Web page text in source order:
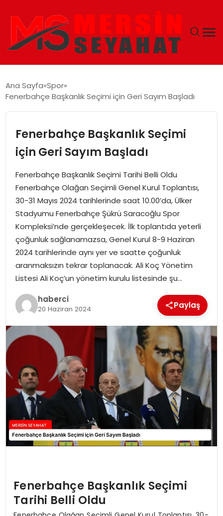
EKONOMI
EĞITIM
TEKNOLOJI
GÜNCEL
Ana Sayfa Spor
Fenerbahçe Başkanlık Seçimi için Geri Sayım Başladı
Fenerbahçe Başkanlık Seçimi
için Geri Sayım Başladı
Fenerbahçe Başkanlık Seçimi Tarihi Belli Oldu
Fenerbahçe Olağan Seçimli Genel Kurul Toplantısı,
30-31 Mayıs 2024 tarihlerinde saat 10.00’da, Ülker
Stadyumu Fenerbahçe Şükrü Saracoğlu Spor
Kompleksi’nde gerçekleşecek. İlk toplantıda yeterli
çoğunluk sağlanamazsa, Genel Kurul 8-9 Haziran
2024 tarihlerinde aynı yer ve saatte çoğunluk
aranmaksızın tekrar toplanacak. Ali Koç Yönetim
Listesi Ali Koç’un yönetim kurulu listesinde şu…
haberci
20 Haziran 2024 Paylaş
Fenerbahçe Başkanlık Seçimi
Tarihi Belli Oldu